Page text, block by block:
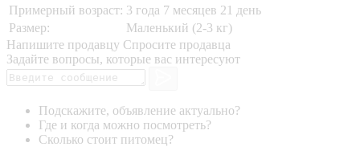
Примерный возраст: 3 года 7 месяцев 21 день
Размер:
Маленький (2-3 кг)
Напишите продавцу Спросите продавца
Задайте вопросы, которые вас интересуют
Подскажите, объявление актуально?
Где и когда можно посмотреть?
Сколько стоит питомец?